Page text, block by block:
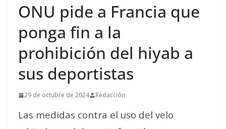
ONU pide a Francia que
ponga fin a la
prohibición del hiyab a
sus deportistas
29 de octubre de 2024 Redacción
Las medidas contra el uso del velo